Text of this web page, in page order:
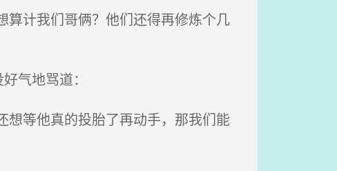
计我们哥俩？他们还得再修炼个几
气地骂道：
等他真的投胎了再动手，那我们能